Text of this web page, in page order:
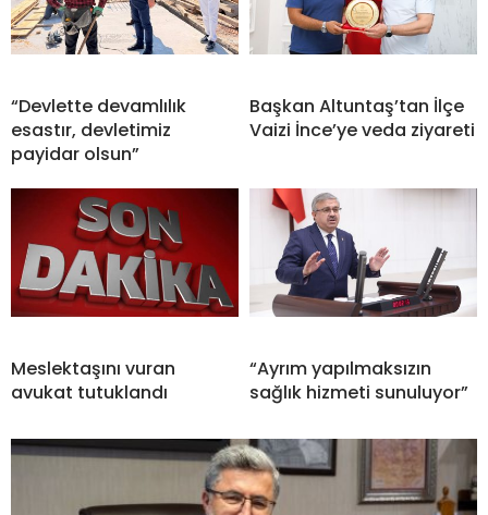
“Devlette devamlılık
esastır, devletimiz
payidar olsun”
Başkan Altuntaş’tan İlçe
Vaizi İnce’ye veda ziyareti
Meslektaşını vuran
avukat tutuklandı
“Ayrım yapılmaksızın
sağlık hizmeti sunuluyor”